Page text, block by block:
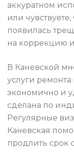
аккуратном
или
появилась
на коррекцию
В Каневской
услуги
экономично и
сделана по
Регулярные
Каневская
продлить срок